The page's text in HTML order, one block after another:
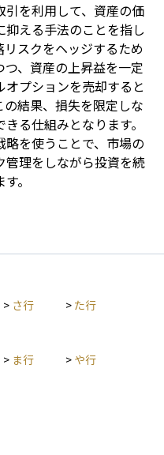
引を利用して、資産の価
える手法のことを指し
スクをヘッジするため
、資産の上昇益を一定
プションを売却すると
結果、損失を限定しな
る仕組みとなります。
を使うことで、市場の
理をしながら投資を続
。
> さ行 > た行
> ま行 > や行